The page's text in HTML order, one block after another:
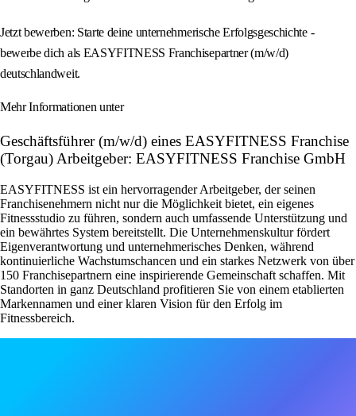
Jetzt bewerben: Starte deine unternehmerische Erfolgsgeschichte -
bewerbe dich als EASYFITNESS Franchisepartner (m/w/d)
deutschlandweit.
Mehr Informationen unter
Geschäftsführer (m/w/d) eines EASYFITNESS Franchise
(Torgau) Arbeitgeber: EASYFITNESS Franchise GmbH
EASYFITNESS ist ein hervorragender Arbeitgeber, der seinen
Franchisenehmern nicht nur die Möglichkeit bietet, ein eigenes
Fitnessstudio zu führen, sondern auch umfassende Unterstützung und
ein bewährtes System bereitstellt. Die Unternehmenskultur fördert
Eigenverantwortung und unternehmerisches Denken, während
kontinuierliche Wachstumschancen und ein starkes Netzwerk von über
150 Franchisepartnern eine inspirierende Gemeinschaft schaffen. Mit
Standorten in ganz Deutschland profitieren Sie von einem etablierten
Markennamen und einer klaren Vision für den Erfolg im
Fitnessbereich.